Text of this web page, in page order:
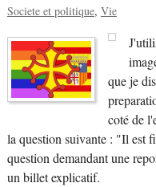
Societe et politique Vie
que je
coté de
la question suivante : "Il est
question demandant une
un billet explicatif.